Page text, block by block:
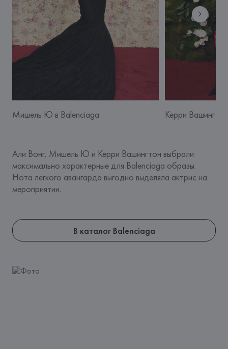
Мишель Ю в Balenciaga Керри
Али Вонг, Мишель Ю и Керри Вашингтон выбрали
максимально характерные для Balenciaga образы.
Нота легкого авангарда выгодно выделяла актрис на
мероприятии.
В каталог Balenciaga